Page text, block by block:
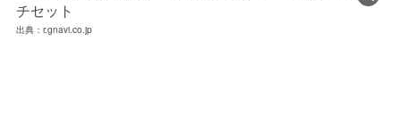
出典：r.gnavi.co.jp